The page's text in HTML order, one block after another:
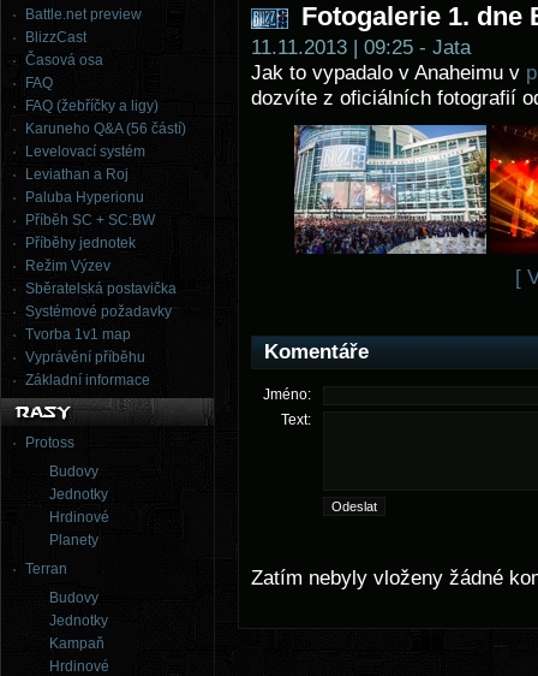
Battle.net preview
BlizzCast
Časová osa
FAQ
FAQ (žebříčky a ligy)
Karuneho Q&A (56 částí)
Levelovací systém
Leviathan a Roj
Paluba Hyperionu
Příběh SC + SC:BW
Příběhy jednotek
Režim Výzev
Sběratelská postavička
Systémové požadavky
Tvorba 1v1 map
Vyprávění příběhu
Základní informace
Protoss
Budovy
Jednotky
Hrdinové
Planety
Terran
Budovy
Jednotky
Kampaň
Hrdinové
Fotogalerie 1. dne
11.11.2013 | 09:25 - Jata
Jak to vypadalo v Anaheimu v
dozvíte z oficiálních fotografií
[
Komentáře
Jméno:
Text:
Zatím nebyly vloženy žádné